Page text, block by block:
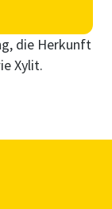
die Herkunft
Xylit.